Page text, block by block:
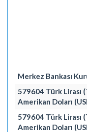
Merkez Bankası
579604 Türk Lirası
Amerikan Doları
579604 Türk Lirası
Amerikan Doları